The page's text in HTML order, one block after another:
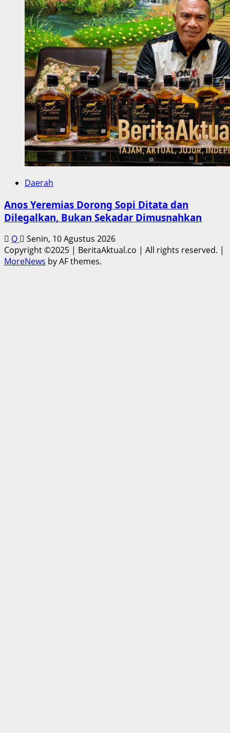
Daerah
Anos Yeremias Dorong Sopi Ditata dan
Dilegalkan, Bukan Sekadar Dimusnahkan
Q
Senin, 10 Agustus 2026
Copyright ©2025 | BeritaAktual.co | All rights reserved. |
MoreNews by AF themes.